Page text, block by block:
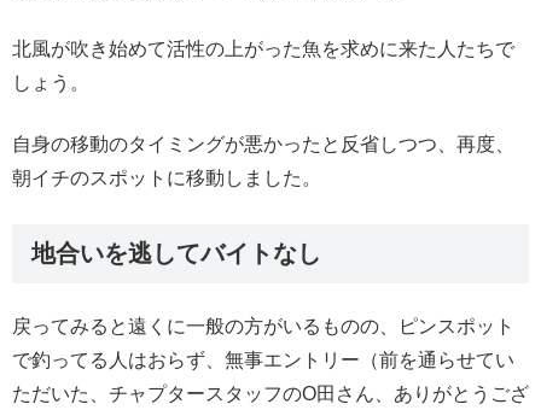
北風が吹き始めて活性の上がった魚を求めに来た人たちで
しょう。
自身の移動のタイミングが悪かったと反省しつつ、再度、
朝イチのスポットに移動しました。
地合いを逃してバイトなし
戻ってみると遠くに一般の方がいるものの、ピンスポット
で釣ってる人はおらず、無事エントリー（前を通らせてい
ただいた、チャプタースタッフのO田さん、ありがとうござ